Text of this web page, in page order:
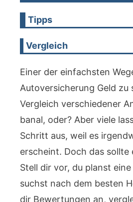
Tipps
Vergleich
Einer der einfachsten
Autoversicherung Geld zu
Vergleich verschiedener
banal, oder? Aber viele
Schritt aus, weil es
erscheint. Doch das sollte
Stell dir vor, du planst eine
suchst nach dem besten
dir Bewertungen an,